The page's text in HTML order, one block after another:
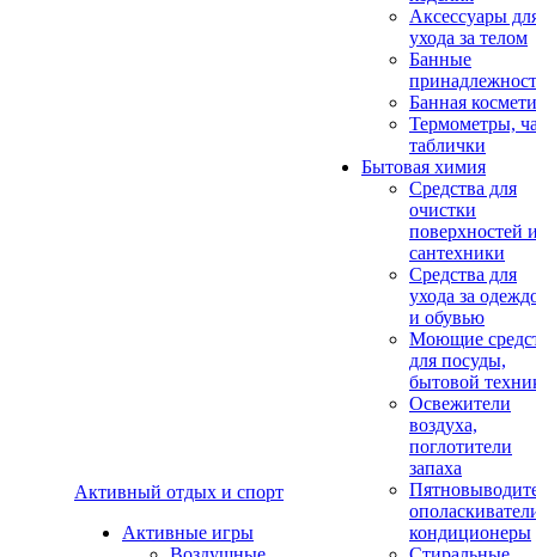
Активный отдых и спорт
Активные игры
Аксеcсуары
ухода за телом
Банные
Банная
Термометры,
таблички
Бытовая химия
Средства для
очистки
поверхностей
сантехники
Средства для
ухода за
и обувью
Моющие
для посуды,
бытовой
Освежители
воздуха,
поглотители
запаха
кондиционеры